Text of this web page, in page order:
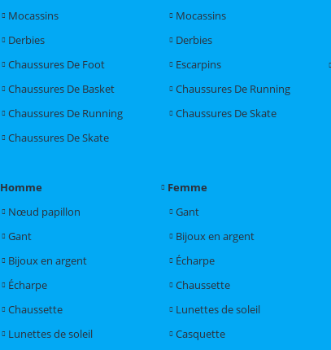
Mocassins
Derbies
Chaussures De Foot
Chaussures De Basket
Chaussures De Running
Chaussures De Skate
Mocassins
Derbies
Escarpins
Chaussures De Running
Chaussures De Skate
Homme
Nœud papillon
Gant
Bijoux en argent
Écharpe
Chaussette
Lunettes de soleil
Femme
Gant
Bijoux en argent
Écharpe
Chaussette
Lunettes de soleil
Casquette